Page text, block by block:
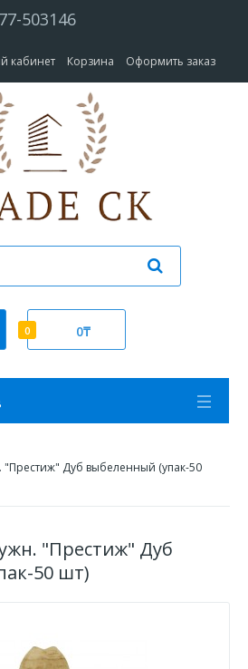
503146
кабинет Корзина Оформить заказ
0 0₸
"Престиж" Дуб выбеленный (упак-50
"Престиж" Дуб
50 шт)